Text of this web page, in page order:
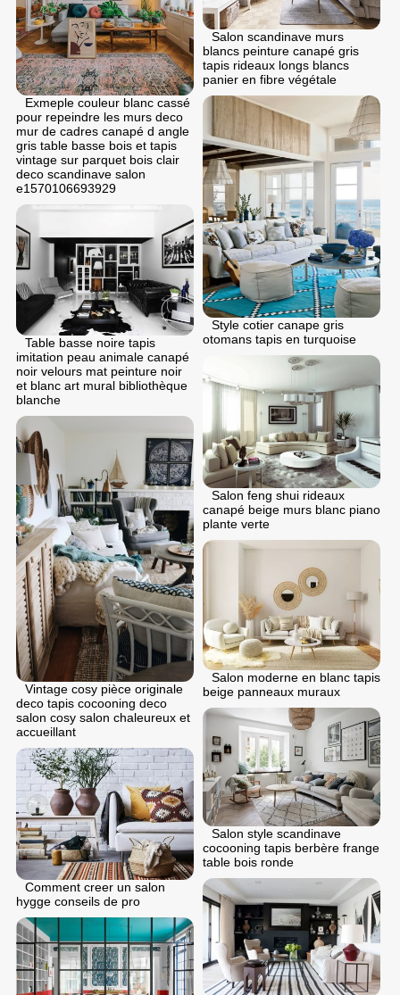
Exmeple couleur blanc cassé
pour repeindre les murs deco
mur de cadres canapé d angle
gris table basse bois et tapis
vintage sur parquet bois clair
deco scandinave salon
e1570106693929
Salon scandinave murs
blancs peinture canapé gris
tapis rideaux longs blancs
panier en fibre végétale
Style cotier canape gris
otomans tapis en turquoise
Table basse noire tapis
imitation peau animale canapé
noir velours mat peinture noir
et blanc art mural bibliothèque
blanche
Salon feng shui rideaux
canapé beige murs blanc piano
plante verte
Vintage cosy pièce originale
deco tapis cocooning deco
salon cosy salon chaleureux et
accueillant
Salon moderne en blanc tapis
beige panneaux muraux
Salon style scandinave
cocooning tapis berbère frange
table bois ronde
Comment creer un salon
hygge conseils de pro